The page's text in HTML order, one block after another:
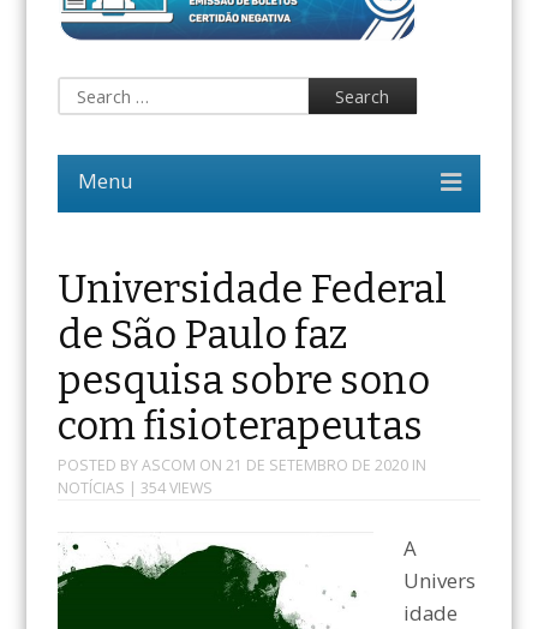
Universidade Federal
de São Paulo faz
pesquisa sobre sono
com fisioterapeutas
POSTED BYASCOM ON 21 DE SETEMBRO DE 2020IN
NOTÍCIAS | 354 VIEWS
A
Univers
idade